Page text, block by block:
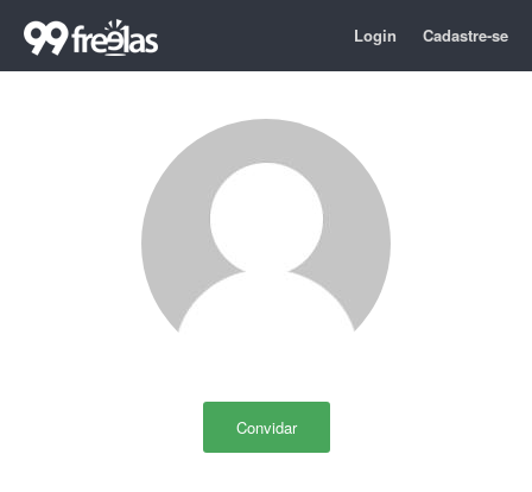
Login Cadastre-se
Convidar